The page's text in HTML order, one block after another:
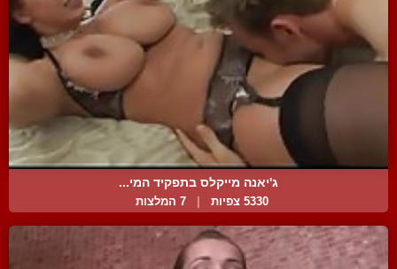
ג'יאנה מייקלס בתפקיד המי...
5330 צפיות 7 המלצות